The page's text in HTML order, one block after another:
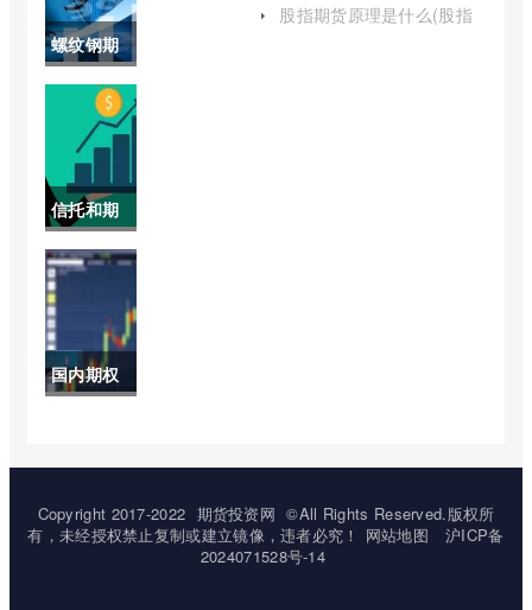
盘价格)
螺纹钢期
货今日实
时价格(期
货螺纹钢
2205走
势)
信托和期
货的区别
(信托与期
货的区别)
国内期权
(国内期权
在哪里交
股指期货原理是什么(股指
Copyright 2017-2022 期货投资网 ©All Rights Reserved.版权所
有，未经授权禁止复制或建立镜像，违者必究！
网站地图
沪ICP备
2024071528号-14